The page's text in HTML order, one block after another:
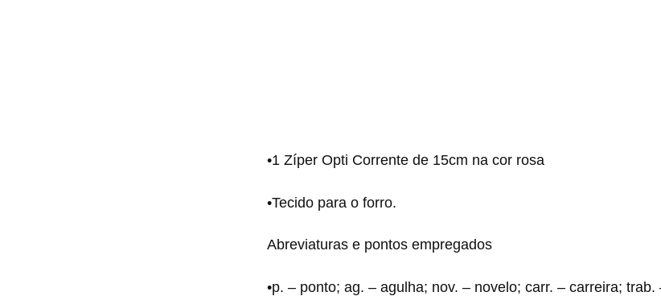
•1 Zíper Opti Corrente de 15cm na cor rosa
•Tecido para o forro.
Abreviaturas e pontos empregados
•p. – ponto; ag. – agulha; nov. – novelo; carr. – carreira;